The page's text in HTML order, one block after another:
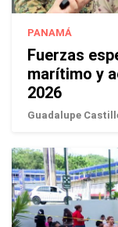
PANAMÁ
Fuerzas
marítimo y
2026
Guadalupe